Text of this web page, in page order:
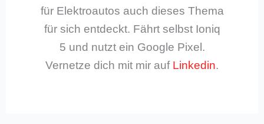
für Elektroautos auch dieses Thema
für sich entdeckt. Fährt selbst Ioniq
5 und nutzt ein Google Pixel.
Vernetze dich mit mir auf Linkedin.